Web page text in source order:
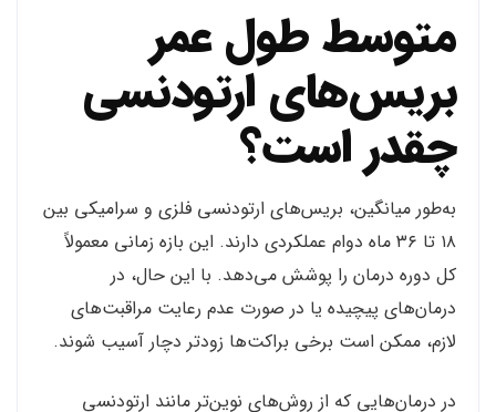
متوسط طول عمر
بریس‌های ارتودنسی
چقدر است؟
به‌طور میانگین، بریس‌های ارتودنسی فلزی و سرامیکی بین
۱۸ تا ۳۶ ماه دوام عملکردی دارند. این بازه زمانی معمولاً
کل دوره درمان را پوشش می‌دهد. با این حال، در
درمان‌های پیچیده یا در صورت عدم رعایت مراقبت‌های
لازم، ممکن است برخی براکت‌ها زودتر دچار آسیب شوند.
در درمان‌هایی که از روش‌های نوین‌تر مانند ارتودنسی